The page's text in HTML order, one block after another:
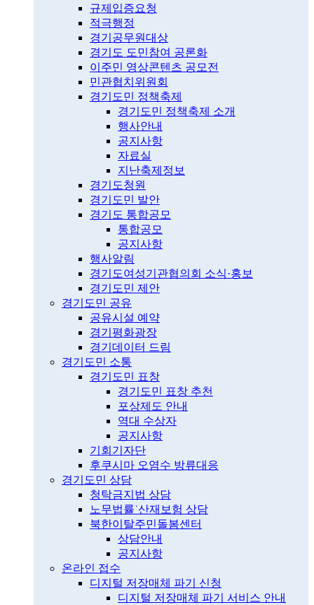
규제입증요청
적극행정
경기공무원대상
경기도 도민참여 공론화
이주민 영상콘텐츠 공모전
민관협치위원회
경기도민 정책축제
경기도민 정책축제 소개
행사안내
공지사항
자료실
지난축제정보
경기도청원
경기도민 발안
경기도 통합공모
통합공모
공지사항
행사알림
경기도여성기관협의회 소식·홍보
경기도민 제안
경기도민 공유
공유시설 예약
경기평화광장
경기데이터 드림
경기도민 소통
경기도민 표창
경기도민 표창 추천
포상제도 안내
역대 수상자
공지사항
기회기자단
후쿠시마 오염수 방류대응
경기도민 상담
청탁금지법 상담
노무법률˙산재보험 상담
북한이탈주민돌봄센터
상담안내
공지사항
온라인 접수
디지털 저장매체 파기 신청
디지털 저장매체 파기 서비스 안내